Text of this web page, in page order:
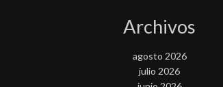
Archivos
agosto 2026
julio 2026